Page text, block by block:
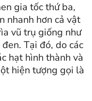
gia tốc thứ ba,
nhanh hơn cả vật
vũ trụ giống như
Tại đó, do các
hạt hình thành và
hiện tượng gọi là